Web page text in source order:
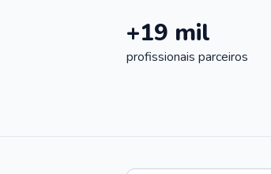
+19 mil
profissionais parceiros